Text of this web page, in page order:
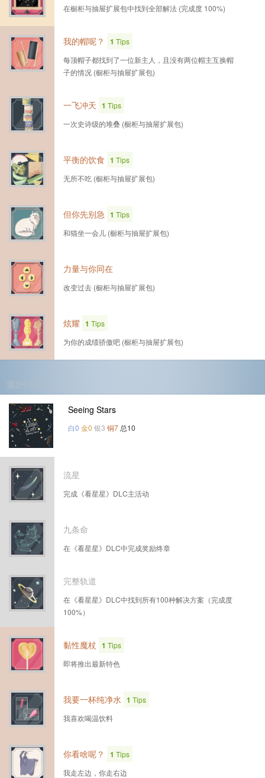
在橱柜与抽屉扩展包中找到全部解法 (完成度 100%)
我的帽呢？ 1 Tips
每顶帽子都找到了一位新主人，且没有两位帽主互换帽
子的情况 (橱柜与抽屉扩展包)
一飞冲天 1 Tips
一次史诗级的堆叠 (橱柜与抽屉扩展包)
平衡的饮食 1 Tips
无所不吃 (橱柜与抽屉扩展包)
但你先别急 1 Tips
和猫坐一会儿 (橱柜与抽屉扩展包)
力量与你同在
改变过去 (橱柜与抽屉扩展包)
炫耀 1 Tips
为你的成绩骄傲吧 (橱柜与抽屉扩展包)
Seeing Stars
白0 金0 银3 铜7 总10
流星
完成《看星星》DLC主活动
九条命
在《看星星》DLC中完成奖励终章
完整轨道
在《看星星》DLC中找到所有100种解决方案（完成度
100%）
黏性魔杖 1 Tips
即将推出最新特色
我要一杯纯净水 1 Tips
我喜欢喝温饮料
你看啥呢？ 1 Tips
我走左边，你走右边